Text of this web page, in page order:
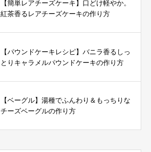
【簡単レアチーズケーキ】口どけ軽やか。
紅茶香るレアチーズケーキの作り方
【パウンドケーキレシピ】バニラ香るしっ
とりキャラメルパウンドケーキの作り方
【ベーグル】湯種でふんわり＆もっちりな
チーズベーグルの作り方